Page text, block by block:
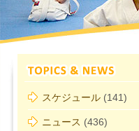
スケジュール (141)
ニュース (436)